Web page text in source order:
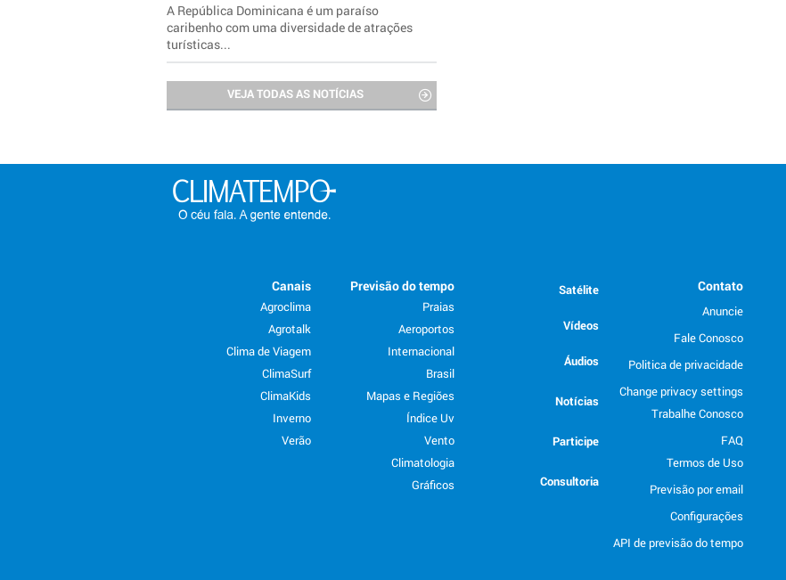
A República Dominicana é um paraíso
caribenho com uma diversidade de atrações
turísticas...
VEJA TODAS AS NOTÍCIAS
Contato
Anuncie
Fale Conosco
Politica de privacidade
Change privacy settings
Trabalhe Conosco
FAQ
Termos de Uso
Previsão por email
Configurações
API de previsão do tempo
Satélite
Vídeos
Áudios
Notícias
Participe
Consultoria
Previsão do tempo
Praias
Aeroportos
Internacional
Brasil
Mapas e Regiões
Índice Uv
Vento
Climatologia
Gráficos
Canais
Agroclima
Agrotalk
Clima de Viagem
ClimaSurf
ClimaKids
Inverno
Verão